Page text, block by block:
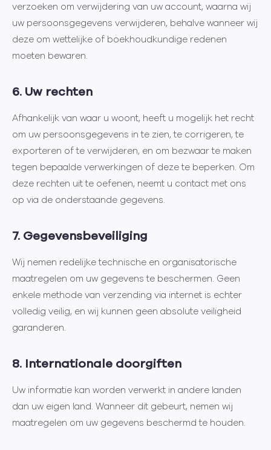
verzoeken om verwijdering van uw account, waarna wij
uw persoonsgegevens verwijderen, behalve wanneer wij
deze om wettelijke of boekhoudkundige redenen
moeten bewaren.
6. Uw rechten
Afhankelijk van waar u woont, heeft u mogelijk het recht
om uw persoonsgegevens in te zien, te corrigeren, te
exporteren of te verwijderen, en om bezwaar te maken
tegen bepaalde verwerkingen of deze te beperken. Om
deze rechten uit te oefenen, neemt u contact met ons
op via de onderstaande gegevens.
7. Gegevensbeveiliging
Wij nemen redelijke technische en organisatorische
maatregelen om uw gegevens te beschermen. Geen
enkele methode van verzending via internet is echter
volledig veilig, en wij kunnen geen absolute veiligheid
garanderen.
8. Internationale doorgiften
Uw informatie kan worden verwerkt in andere landen
dan uw eigen land. Wanneer dit gebeurt, nemen wij
maatregelen om uw gegevens beschermd te houden.